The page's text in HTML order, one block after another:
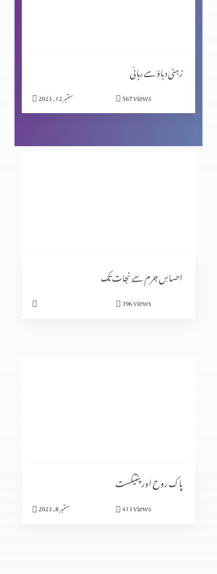
مسیحیت اور شاگردیت پارٹ 2
نیا سال کیوں مناتے ہیں؟
ایمان میں کیسے آگے بڑھیں؟
انبیاء و بزرگ – دانی ایل
زہنی دباؤ سے رہائی
ستمبر 12, 2023 567views
احساسِ جرم سے نجات تک
396views
پاک روح اور پنتیکست
ستمبر 8, 2023 413views